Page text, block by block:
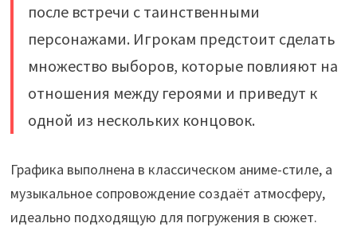
после встречи с таинственными
персонажами. Игрокам предстоит сделать
множество выборов, которые повлияют на
отношения между героями и приведут к
одной из нескольких концовок.
Графика выполнена в классическом аниме-стиле, а
музыкальное сопровождение создаёт атмосферу,
идеально подходящую для погружения в сюжет.